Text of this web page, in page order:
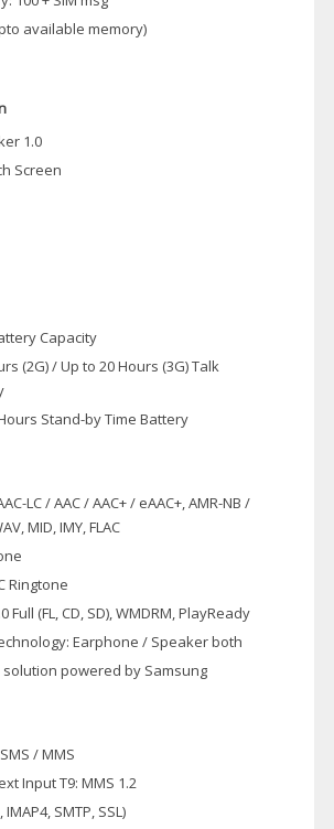
available memory)
1.0
Screen
Capacity
(2G) / Up to 20 Hours (3G) Talk
Stand-by Time Battery
LC / AAC / AAC+ / eAAC+, AMR-NB /
MID, IMY, FLAC
Ringtone
Full (FL, CD, SD), WMDRM, PlayReady
Earphone / Speaker both
solution powered by Samsung
/ MMS
Input T9: MMS 1.2
SMTP, SSL)